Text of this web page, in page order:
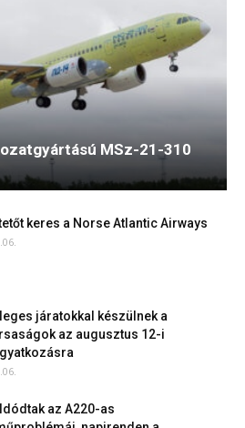
MSz-21-310
keres a Norse Atlantic Airways
járatokkal készülnek a
az augusztus 12-i
az A220-as